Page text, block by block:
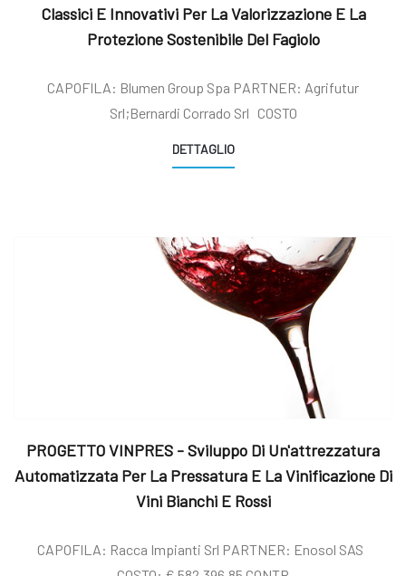
Classici E Innovativi Per La Valorizzazione E La
Protezione Sostenibile Del Fagiolo
CAPOFILA: Blumen Group Spa PARTNER: Agrifutur
Srl;Bernardi Corrado Srl COSTO
DETTAGLIO
PROGETTO VINPRES - Sviluppo Di Un'attrezzatura
Automatizzata Per La Pressatura E La Vinificazione Di
Vini Bianchi E Rossi
CAPOFILA: Racca Impianti Srl PARTNER: Enosol SAS